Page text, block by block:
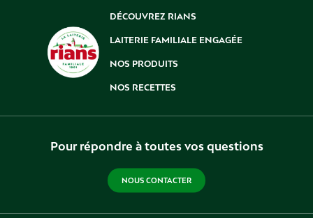
DÉCOUVREZ RIANS
LAITERIE FAMILIALE ENGAGÉE
NOS PRODUITS
NOS RECETTES
Pour répondre à toutes vos questions
NOUS CONTACTER